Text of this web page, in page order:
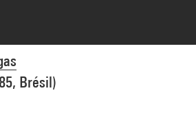
Brésil)
MNAM-CCI/Philippe Migeat/Dist. GrandPalaisRmn